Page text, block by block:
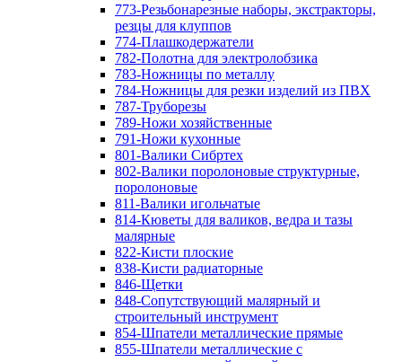
773-Резьбонарезные наборы, экстракторы,
резцы для клуппов
774-Плашкодержатели
782-Полотна для электролобзика
783-Ножницы по металлу
784-Ножницы для резки изделий из ПВХ
787-Труборезы
789-Ножи хозяйственные
791-Ножи кухонные
801-Валики Сибртех
802-Валики поролоновые структурные,
поролоновые
811-Валики игольчатые
814-Кюветы для валиков, ведра и тазы
малярные
822-Кисти плоские
838-Кисти радиаторные
846-Щетки
848-Сопутствующий малярный и
строительный инструмент
854-Шпатели металлические прямые
855-Шпатели металлические с